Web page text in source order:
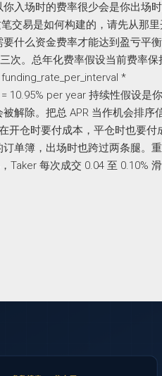
入场时的费率很少会是你出场
交易是如何构建的，请先从那
什么资金费率才能达到盈亏平衡
次。总年化费率假设当前费率保
*
10.95% per year 持续性假设是
解除。把总 APR 当作机会排序
开仓时要付成本，平仓时也要付
单簿，出场时也跨过两条腿。
Taker 每次成交 0.04 至 0.10% 滑